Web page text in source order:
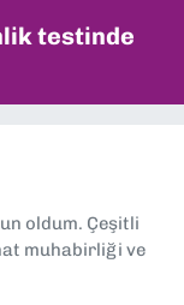
testinde
oldum. Çeşitli
muhabirliği ve